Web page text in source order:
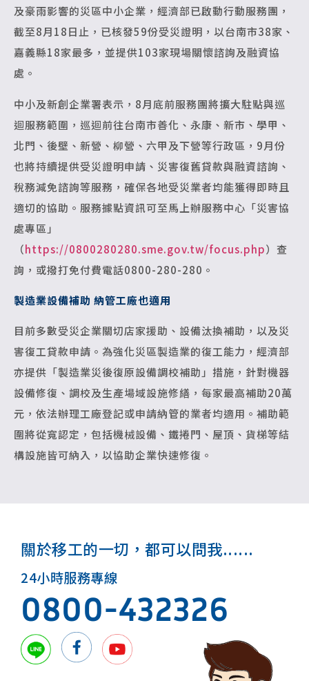
及豪雨影響的災區中小企業，經濟部已啟動行動服務團，
截至8月18日止，已核發59份受災證明，以台南市38家、
嘉義縣18家最多，並提供103家現場關懷諮詢及融資協
處。
中小及新創企業署表示，8月底前服務團將擴大駐點與巡
迴服務範圍，巡迴前往台南市善化、永康、新市、學甲、
北門、後壁、新營、柳營、六甲及下營等行政區，9月份
也將持續提供受災證明申請、災害復舊貸款與融資諮詢、
稅務減免諮詢等服務，確保各地受災業者均能獲得即時且
適切的協助。服務據點資訊可至馬上辦服務中心「災害協
處專區」
（https://0800280280.sme.gov.tw/focus.php）查
詢，或撥打免付費電話0800-280-280。
製造業設備補助 納管工廠也適用
目前多數受災企業關切店家援助、設備汰換補助，以及災
害復工貸款申請。為強化災區製造業的復工能力，經濟部
亦提供「製造業災後復原設備調校補助」措施，針對機器
設備修復、調校及生產場域設施修繕，每家最高補助20萬
元，依法辦理工廠登記或申請納管的業者均適用。補助範
圍將從寬認定，包括機械設備、鐵捲門、屋頂、貨梯等結
構設施皆可納入，以協助企業快速修復。
關於移工的一切，都可以問我......
24小時服務專線
0800-432326